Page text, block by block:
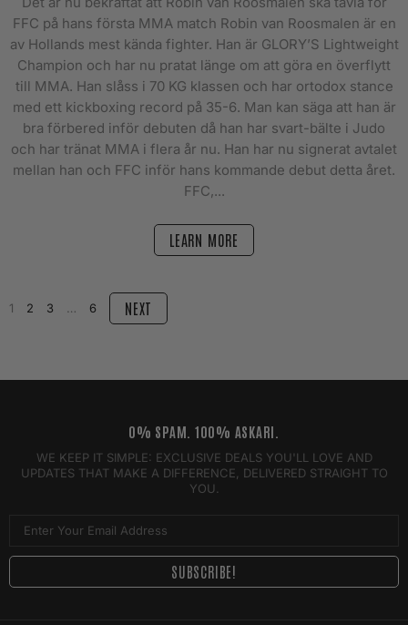
FFC på hans första MMA match Robin van Roosmalen är en
av Hollands mest kända fighter. Han är GLORY’S Lightweight
Champion och har nu pratat länge om att göra en överflytt
till MMA. Han slåss i 70 KG klassen och har ortodox stance
med ett kickboxing record på 35-6. Man kan säga att han är
bra förbered inför debuten då han har svart-bälte i Judo
och har tränat MMA i flera år nu. Han har nu signerat avtalet
mellan han och FFC inför hans kommande debut detta året.
FFC,...
LEARN MORE
1 2 3 … 6 NEXT
0% SPAM. 100% ASKARI.
WE KEEP IT SIMPLE: EXCLUSIVE DEALS YOU'LL LOVE AND
UPDATES THAT MAKE A DIFFERENCE, DELIVERED STRAIGHT TO
YOU.